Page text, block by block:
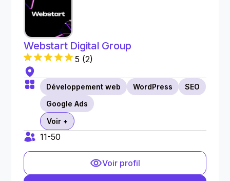
Webstart Digital Group
5 (2)
Développement web WordPress
SEO
Google Ads
Voir +
11-50
Voir profil